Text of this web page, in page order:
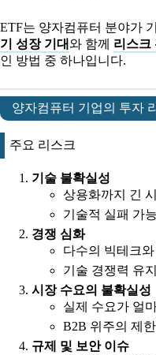
ETF는 양자컴퓨터 분야가
기 성장 기대와 함께 리스크
인 방법 중 하나입니다.
양자컴퓨터 기업의 투자
주요 리스크
기술 불확실성
상용화까지 긴
기술적 실패 가
경쟁 심화
다수의 빅테크
기술 경쟁력 유
시장 수요의 불확실성
실제 수요가 얼
B2B 위주의 제
규제 및 보안 이슈